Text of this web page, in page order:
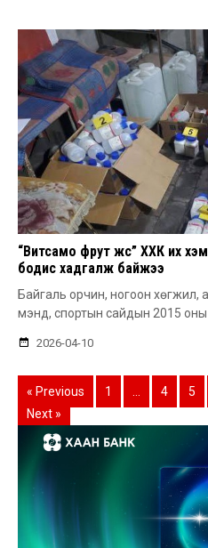
“Витсамо фрут жүүс” ХХК их
бодис хадгалж байжээ
Байгаль орчин, ногоон хөгжил,
мэнд, спортын сайдын 2015
2026-04-10
« Previous 1 … 4 5
Next »